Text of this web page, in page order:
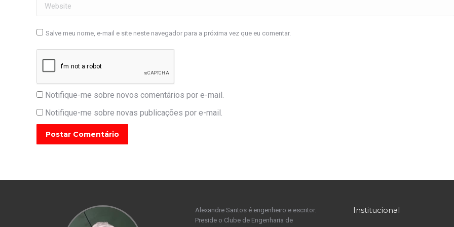
Website
Salve meu nome, e-mail e site neste navegador para a próxima vez que eu comentar.
Notifique-me sobre novos comentários por e-mail.
Notifique-me sobre novas publicações por e-mail.
Postar Comentário
Alexandre Santos é engenheiro e escritor.
Preside o Clube de Engenharia de
Institucional